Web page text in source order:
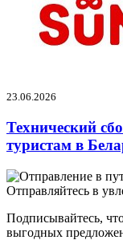
23.06.2026
Технический
туристам в
Отправляйтесь в
Подписывайтесь,
выгодных